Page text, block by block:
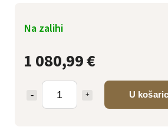
1 080,99 €
U
Na zalihi